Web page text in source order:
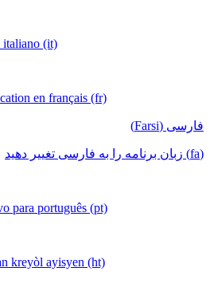
italiano (it)
en français (fr)
فارسی (Farsi)
(fa) زبان برنامه را به فارسی تغییر دهید
para português (pt)
kreyòl ayisyen (ht)